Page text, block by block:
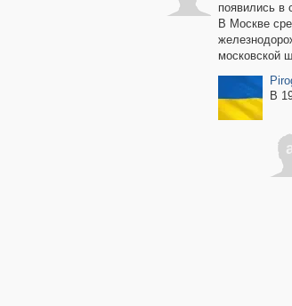
появились в
В Москве
московской
В